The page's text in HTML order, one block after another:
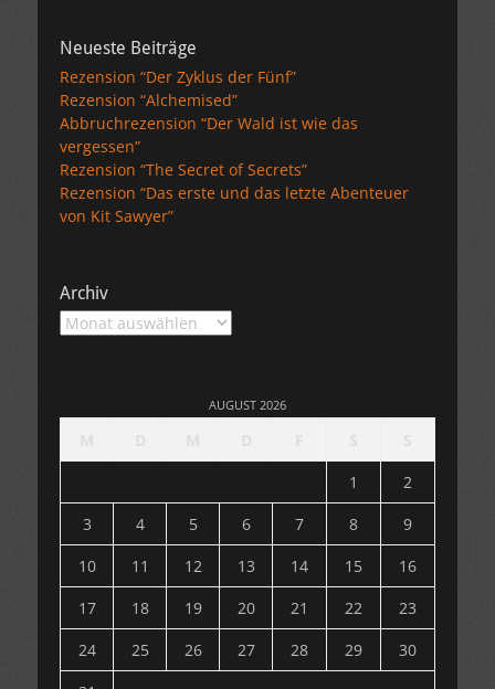
Neueste Beiträge
Rezension “Der Zyklus der Fünf”
Rezension “Alchemised”
Abbruchrezension “Der Wald ist wie das
vergessen”
Rezension “The Secret of Secrets”
Rezension “Das erste und das letzte Abenteuer
von Kit Sawyer”
Archiv
Archiv
AUGUST 2026
1
2
3
4 5 6 7 8
9
10
11 12 13 14 15
16
17
18 19 20 21 22
23
24
25 26 27 28 29
30